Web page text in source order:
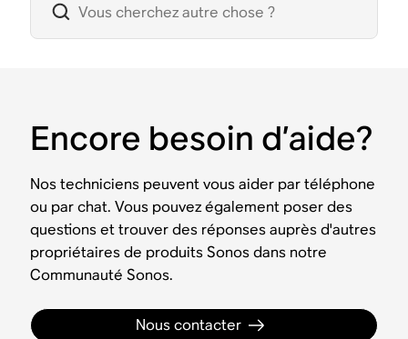
Encore besoin d’aide?
Nos techniciens peuvent vous aider par téléphone
ou par chat. Vous pouvez également poser des
questions et trouver des réponses auprès d'autres
propriétaires de produits Sonos dans notre
Communauté Sonos.
Nous contacter